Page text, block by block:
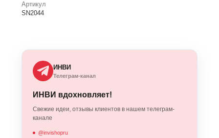
Артикул
SN2044
ИНВИ
Телеграм-канал
ИНВИ вдохновляет!
Свежие идеи, отзывы клиентов в нашем телеграм-
канале
@invishopru